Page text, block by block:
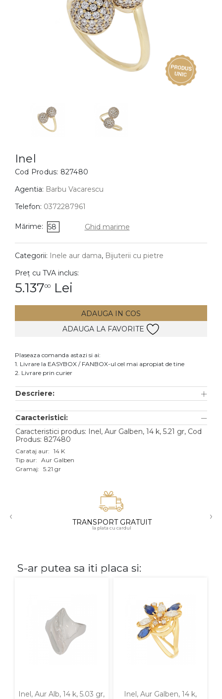
BIJUTERII COPII
Cercei
Bratari
Coliere
Lanturi
Pandantive
DIAMANTE Vezi toate
Cercei
Accesorii
Aur alb
Aur roz
Aur mixt
18K
Inel
Cod Produs: 827480
Agentia: Barbu Vacarescu
Telefon: 0372287961
Mărime: 58 Ghid marime
Categorii: Inele aur dama, Bijuterii cu pietre
Preț cu TVA inclus:
5.13700 Lei
ADAUGA IN COS
ADAUGA LA FAVORITE
Plaseaza comanda astazi si ai:
1. Livrare la EASYBOX / FANBOX-ul cel mai apropiat de tine
2. Livrare prin curier
Descriere:
Caracteristici:
Caracteristici produs: Inel, Aur Galben, 14 k, 5.21 gr, Cod
Produs: 827480
Carataj aur: 14 K
Tip aur: Aur Galben
Gramaj: 5.21 gr
‹ TRANSPORT GRATUIT
la plata cu cardul
›
S-ar putea sa iti placa si:
Inel, Aur Alb, 14 k, 5.03 gr,
Inel, Aur Galben, 14 k,